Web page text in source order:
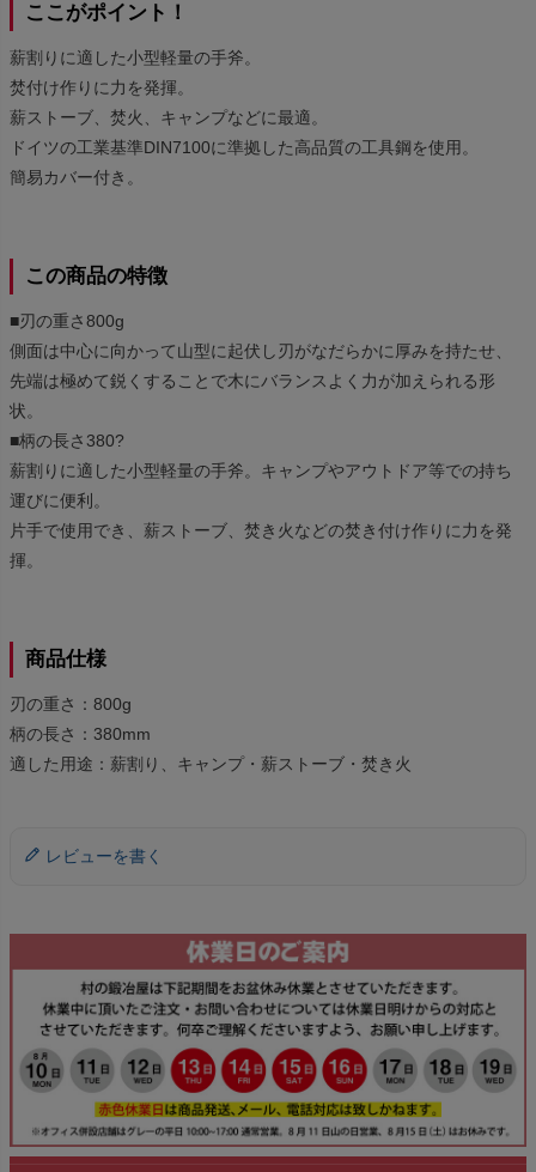
ここがポイント！
薪割りに適した小型軽量の手斧。
焚付け作りに力を発揮。
薪ストーブ、焚火、キャンプなどに最適。
ドイツの工業基準DIN7100に準拠した高品質の工具鋼を使用。
簡易カバー付き。
この商品の特徴
■刃の重さ800g
側面は中心に向かって山型に起伏し刃がなだらかに厚みを持たせ、
先端は極めて鋭くすることで木にバランスよく力が加えられる形
状。
■柄の長さ380?
薪割りに適した小型軽量の手斧。キャンプやアウトドア等での持ち
運びに便利。
片手で使用でき、薪ストーブ、焚き火などの焚き付け作りに力を発
揮。
商品仕様
刃の重さ：800g
柄の長さ：380mm
適した用途：薪割り、キャンプ・薪ストーブ・焚き火
レビューを書く